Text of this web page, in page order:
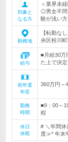
対象と
なる方
＜業界未
◎男女不
験が浅い
勤務地
【転勤な
央区粉川
給与
■月給30万
た上で決
初年度
年収
360万円～
勤務
時間
■9：00～
程
休日
休暇
# ＼年間
度≫* 年末